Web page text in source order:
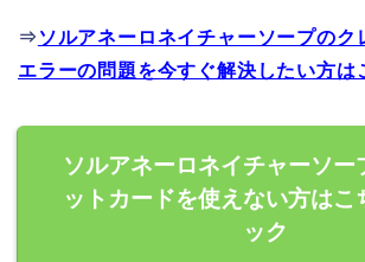
⇒ ソルアネーロネイチャーソープのク
エラーの問題を今すぐ解決したい方は
ソルアネーロネイチャーソー
ットカードを使えない方はこ
ック